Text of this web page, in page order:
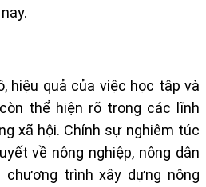
hiệu quả của việc học tập và
thể hiện rõ trong các lĩnh
xã hội. Chính sự nghiêm túc
về nông nghiệp, nông dân
trình xây dựng nông